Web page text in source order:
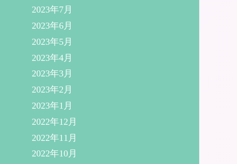
2023年7月
2023年6月
2023年5月
2023年4月
2023年3月
2023年2月
2023年1月
2022年12月
2022年11月
2022年10月